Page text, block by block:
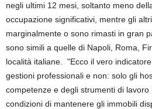
negli ultimi 12 mesi, soltanto meno
occupazione significativi, mentre gli
marginalmente o sono rimasti in gran
sono simili a quelle di Napoli, Roma,
località italiane. "Ecco il vero
gestioni professionali e non: solo gli
competenze e degli strumenti di
condizioni di mantenere gli immobili